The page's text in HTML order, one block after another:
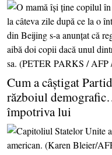
Cum a câştigat
războiul
împotriva lui